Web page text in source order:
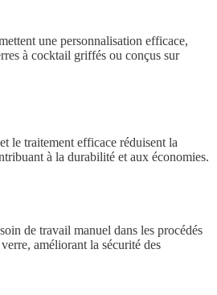
une personnalisation efficace,
à cocktail griffés ou conçus sur
le traitement efficace réduisent la
à la durabilité et aux économies.
de travail manuel dans les procédés
améliorant la sécurité des